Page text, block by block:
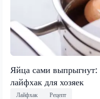
Яйца сами
лайфхак для хозяек
Лайфхак Рецепт